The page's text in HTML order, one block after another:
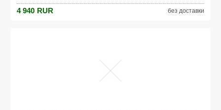
4 940 RUR без доставки